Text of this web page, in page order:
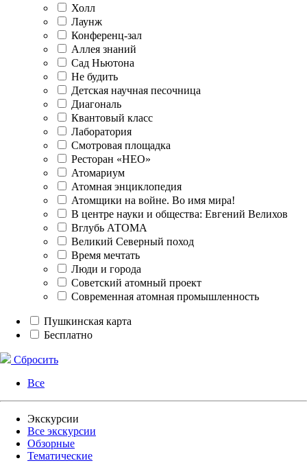
Холл
Лаунж
Конференц-зал
Аллея знаний
Сад Ньютона
Не будить
Детская научная песочница
Диагональ
Квантовый класс
Лаборатория
Смотровая площадка
Ресторан «НЕО»
Атомариум
Атомная энциклопедия
Атомщики на войне. Во имя мира!
В центре науки и общества: Евгений Велихов
Вглубь АТОМА
Великий Северный поход
Время мечтать
Люди и города
Советский атомный проект
Современная атомная промышленность
Пушкинская карта
Бесплатно
Сбросить
Все
Экскурсии
Все экскурсии
Обзорные
Тематические